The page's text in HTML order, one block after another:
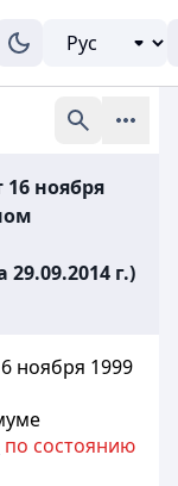
16 ноября
г.)
ноября 1999
по состоянию